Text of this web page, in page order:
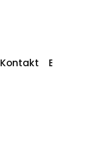
Kontakt Blog